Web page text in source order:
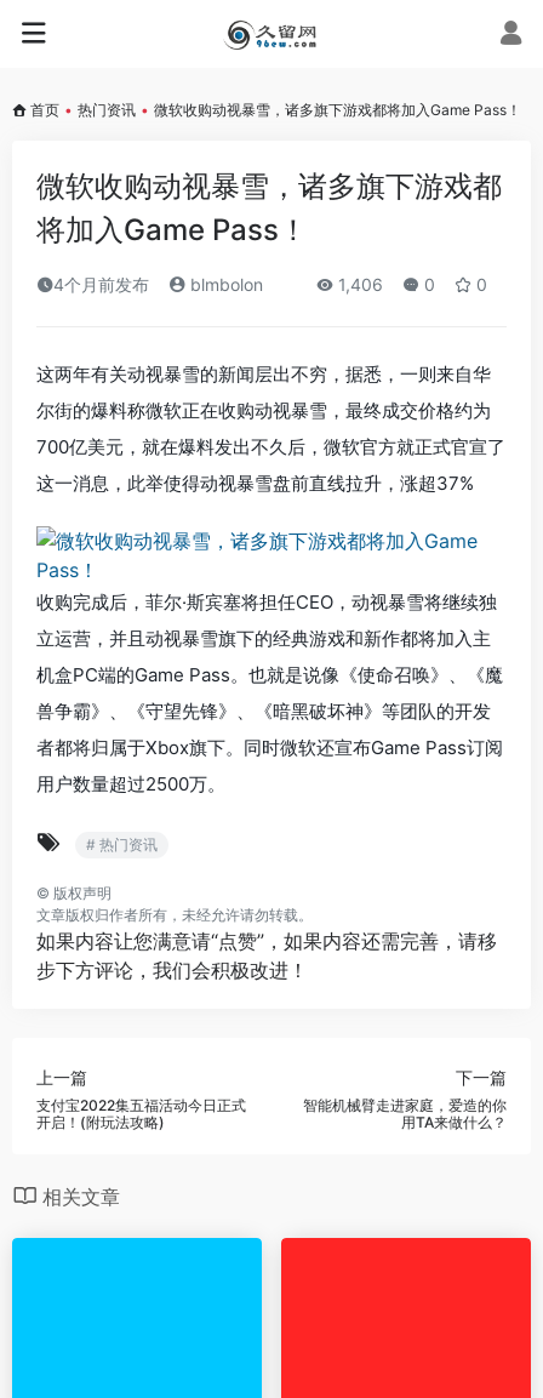
首页 • 热门资讯 • 微软收购动视暴雪，诸多旗下游戏都将加入Game Pass！
微软收购动视暴雪，诸多旗下游戏都
将加入Game Pass！
4个月前发布 blmbolon 1,406 0 0
这两年有关动视暴雪的新闻层出不穷，据悉，一则来自华
尔街的爆料称微软正在收购动视暴雪，最终成交价格约为
700亿美元，就在爆料发出不久后，微软官方就正式官宣了
这一消息，此举使得动视暴雪盘前直线拉升，涨超37%
收购完成后，菲尔·斯宾塞将担任CEO，动视暴雪将继续独
立运营，并且动视暴雪旗下的经典游戏和新作都将加入主
机盒PC端的Game Pass。也就是说像《使命召唤》、《魔
兽争霸》、《守望先锋》、《暗黑破坏神》等团队的开发
者都将归属于Xbox旗下。同时微软还宣布Game Pass订阅
用户数量超过2500万。
# 热门资讯
© 版权声明
文章版权归作者所有，未经允许请勿转载。
如果内容让您满意请“点赞”，如果内容还需完善，请移
步下方评论，我们会积极改进！
上一篇
支付宝2022集五福活动今日正式
开启！(附玩法攻略)
下一篇
智能机械臂走进家庭，爱造的你
用TA来做什么？
相关文章